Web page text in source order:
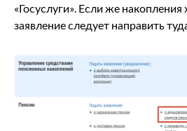
«Госуслуги». Если же
заявление следует направить